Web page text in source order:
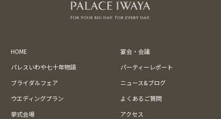
HOME
宴会・会議
パレスいわや七十年物語
パーティーレポート
ブライダルフェア
ニュース&ブログ
ウエディングプラン
よくあるご質問
挙式会場
アクセス